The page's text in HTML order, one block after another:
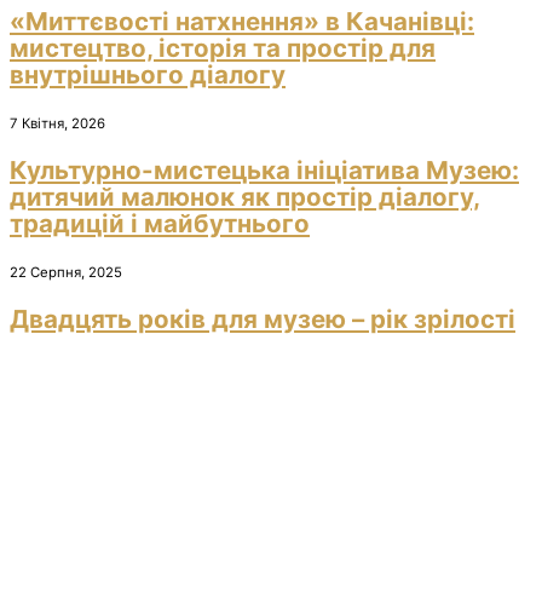
«Миттєвості натхнення» в Качанівці:
мистецтво, історія та простір для
внутрішнього діалогу
7 Квітня, 2026
Культурно-мистецька ініціатива Музею:
дитячий малюнок як простір діалогу,
традицій і майбутнього
22 Серпня, 2025
Двадцять років для музею – рік зрілості